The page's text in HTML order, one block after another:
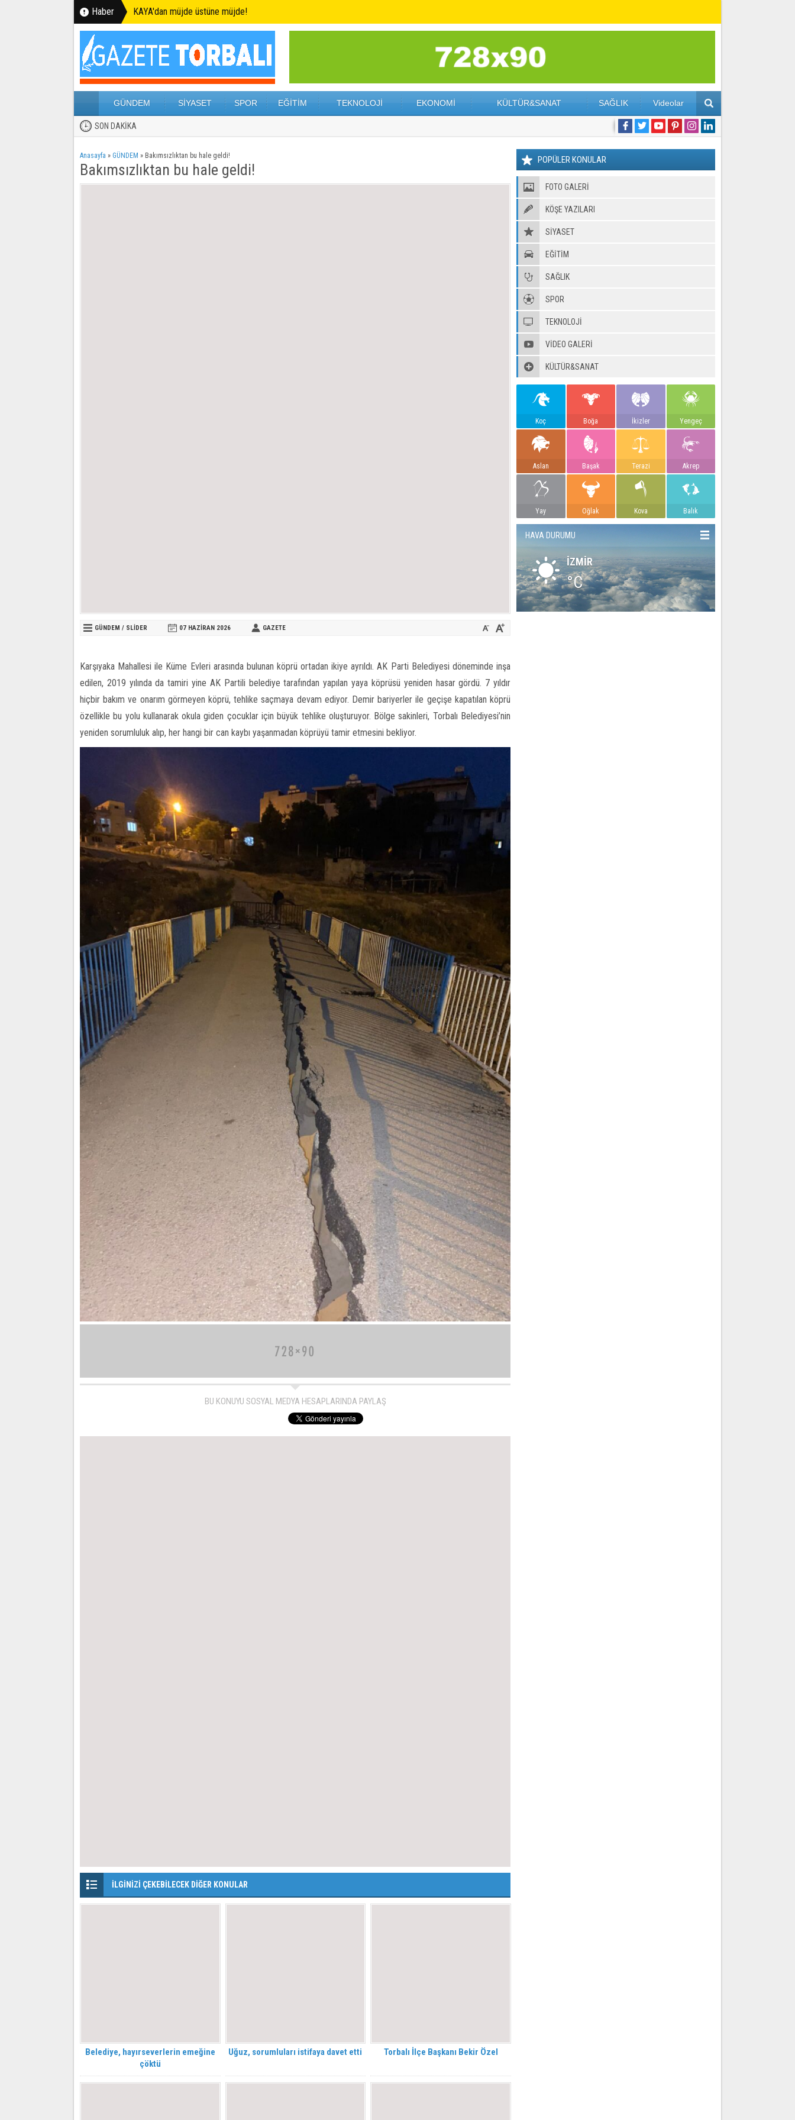
Haber KAYA'dan müjde üstüne müjde!
GÜNDEM SİYASET SPOR EĞİTİM TEKNOLOJİ EKONOMİ KÜLTÜR&SANAT SAĞLIK Videolar
SON DAKİKA
Anasayfa » GÜNDEM » Bakımsızlıktan bu hale geldi!
Bakımsızlıktan bu hale geldi!
GÜNDEM / SLİDER 07 HAZIRAN 2026 GAZETE
Karşıyaka Mahallesi ile Küme Evleri arasında bulunan köprü ortadan ikiye ayrıldı. AK Parti Belediyesi döneminde inşa
edilen, 2019 yılında da tamiri yine AK Partili belediye tarafından yapılan yaya köprüsü yeniden hasar gördü. 7 yıldır
hiçbir bakım ve onarım görmeyen köprü, tehlike saçmaya devam ediyor. Demir bariyerler ile geçişe kapatılan köprü
özellikle bu yolu kullanarak okula giden çocuklar için büyük tehlike oluşturuyor. Bölge sakinleri, Torbalı Belediyesi’nin
yeniden sorumluluk alıp, her hangi bir can kaybı yaşanmadan köprüyü tamir etmesini bekliyor.
BU KONUYU SOSYAL MEDYA HESAPLARINDA PAYLAŞ
İLGİNİZİ ÇEKEBİLECEK DİĞER KONULAR
Belediye, hayırseverlerin emeğine
çöktü
Uğuz, sorumluları istifaya davet etti Torbalı İlçe Başkanı Bekir Özel
POPÜLER KONULAR
FOTO GALERI
KÖŞE YAZILARI
SİYASET
EĞİTİM
SAĞLIK
SPOR
TEKNOLOJİ
VIDEO GALERI
KÜLTÜR&SANAT
Koç Boğa İkizler Yengeç
Aslan Başak Terazi Akrep
Yay Oğlak Kova Balık
HAVA DURUMU
İZMİR
°C